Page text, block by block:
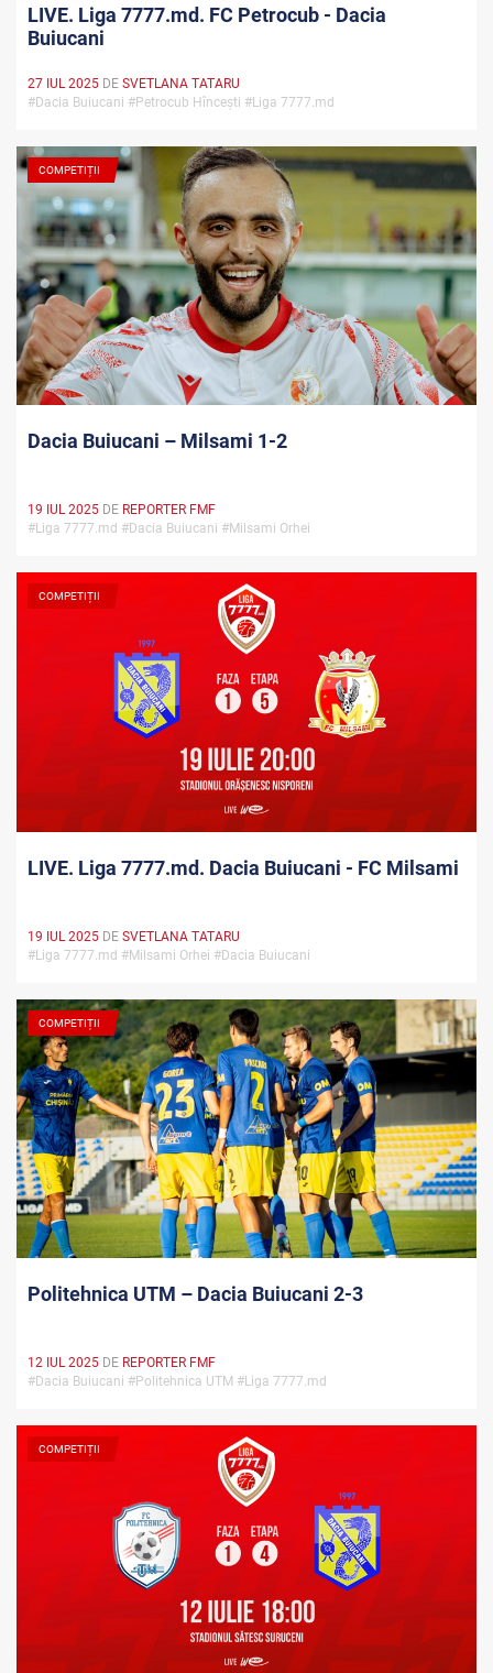
LIVE. Liga 7777.md. FC Petrocub - Dacia
Buiucani
27 IUL 2025 DE SVETLANA TATARU
#Dacia Buiucani #Petrocub Hîncești #Liga 7777.md
COMPETIȚII
Dacia Buiucani – Milsami 1-2
19 IUL 2025 DE REPORTER FMF
#Liga 7777.md #Dacia Buiucani #Milsami Orhei
COMPETIȚII
LIVE. Liga 7777.md. Dacia Buiucani - FC Milsami
19 IUL 2025 DE SVETLANA TATARU
#Liga 7777.md #Milsami Orhei #Dacia Buiucani
COMPETIȚII
Politehnica UTM – Dacia Buiucani 2-3
12 IUL 2025 DE REPORTER FMF
#Dacia Buiucani #Politehnica UTM #Liga 7777.md
COMPETIȚII